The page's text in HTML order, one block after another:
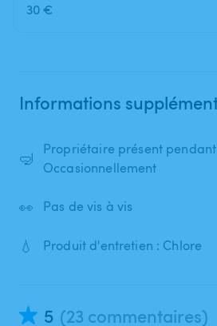
30 €
Informations
🤿
Propriétaire présent
Occasionnellement
👀 Pas de vis à vis
💧 Produit d'entretien : Chlore
5 (23 commentaires)